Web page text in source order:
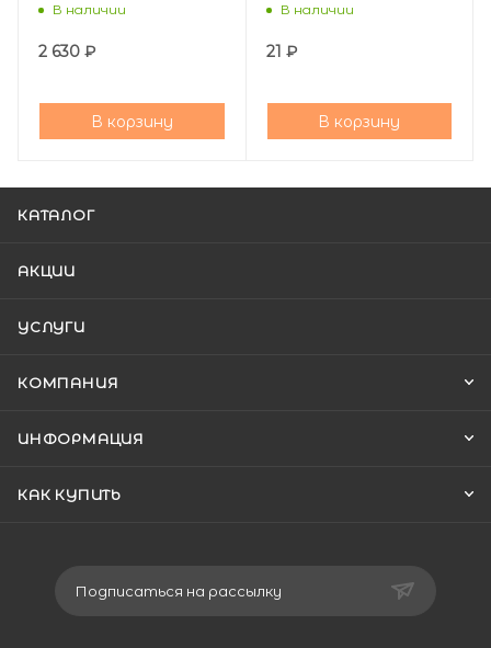
В наличии
2 630 ₽
В корзину
В наличии
21 ₽
В корзину
КАТАЛОГ
АКЦИИ
УСЛУГИ
КОМПАНИЯ
ИНФОРМАЦИЯ
КАК КУПИТЬ
Подписаться на рассылку